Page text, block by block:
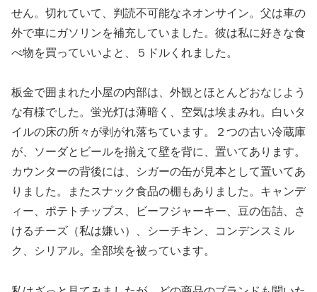
せん。切れていて、判読不可能なネオンサイン。父は車の
外で車にガソリンを補充していました。彼は私に好きな食
べ物を買っていいよと、５ドルくれました。
板金で囲まれた小屋の内部は、外観とほとんどおなじよう
な有様でした。蛍光灯は薄暗く、空気は埃まみれ。白いタ
イルの床の所々が剥がれ落ちています。２つの古い冷蔵庫
が、ソーダとビールを揃えて壁を背に、置いてあります。
カウンターの背後には、シガーの缶が見本として置いてあ
りました。またスナック食品の棚もありました。キャンデ
ィー、ポテトチップス、ビーフジャーキー、豆の缶詰、さ
けるチーズ（私は嫌い）、シーチキン、コンデンスミル
ク、シリアル。全部埃を被っています。